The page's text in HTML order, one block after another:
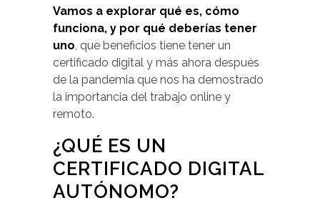
Vamos a explorar qué es, cómo
funciona, y por qué deberías tener
uno, que beneficios tiene tener un
certificado digital y más ahora después
de la pandemia que nos ha demostrado
la importancia del trabajo online y
remoto.
¿QUÉ ES UN
CERTIFICADO DIGITAL
AUTÓNOMO?